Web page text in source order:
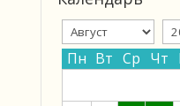
Пн Вт Ср Чт